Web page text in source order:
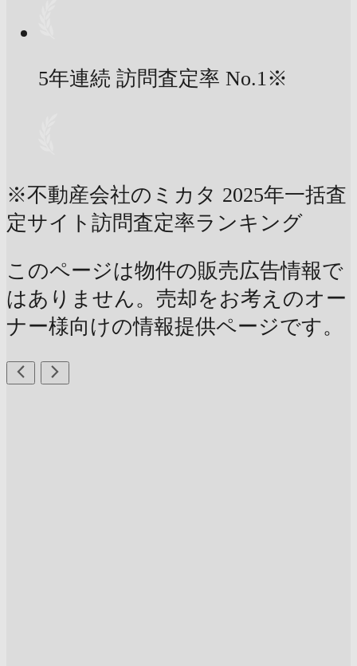
5年連続 訪問査定率 No.1※
※不動産会社のミカタ 2025年一括査
定サイト訪問査定率ランキング
このページは物件の販売広告情報で
はありません。売却をお考えのオー
ナー様向けの情報提供ページです。